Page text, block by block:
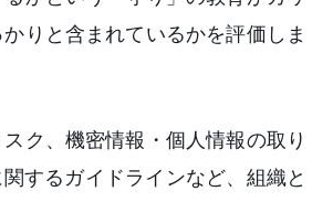
りと含まれているかを評価しま
ク、機密情報・個人情報の取り
するガイドラインなど、組織と